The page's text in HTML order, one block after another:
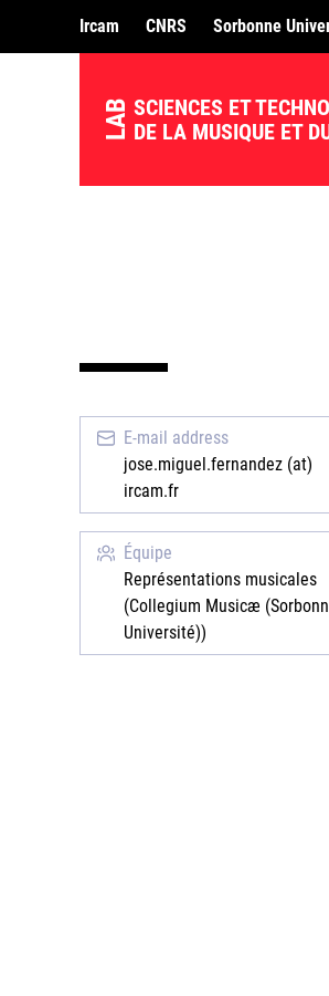
LAB SCIENCES ET
DE LA MUSIQUE ET
Ircam CNRS Sorbonne
E-mail address
jose.miguel.fernandez (at)
ircam.fr
Équipe
Représentations musicales
(Collegium Musicæ
Université))